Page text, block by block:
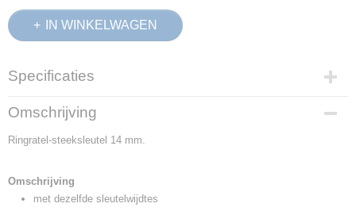
IN WINKELWAGEN
Specificaties
Productcode
2297124
EAN code
Productcode leverancier
Omschrijving
Ringratel-steeksleutel 14 mm.
Omschrijving
met dezelfde sleutelwijdtes